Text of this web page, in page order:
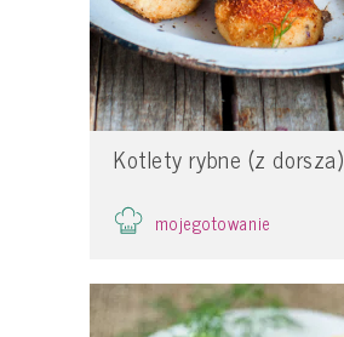
Kotlety rybne (z dorsza)
mojegotowanie